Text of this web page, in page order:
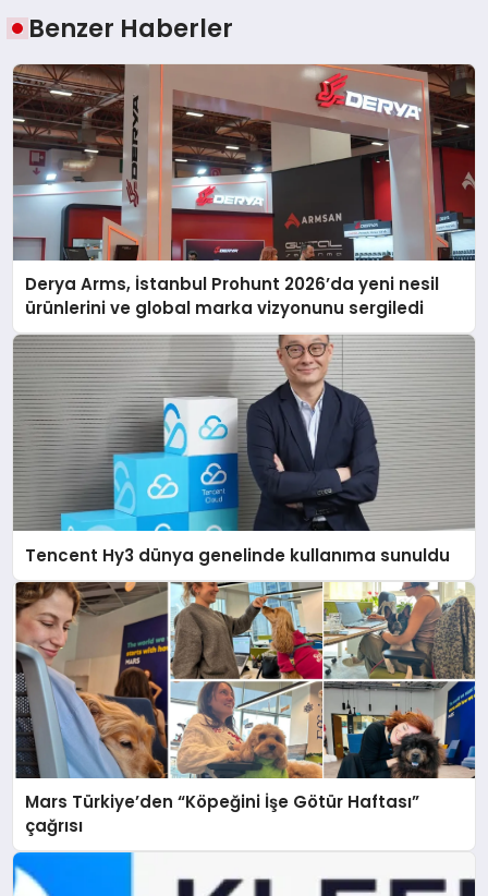
Benzer Haberler
Derya Arms, İstanbul Prohunt 2026’da yeni nesil
ürünlerini ve global marka vizyonunu sergiledi
Tencent Hy3 dünya genelinde kullanıma sunuldu
Mars Türkiye’den “Köpeğini İşe Götür Haftası”
çağrısı